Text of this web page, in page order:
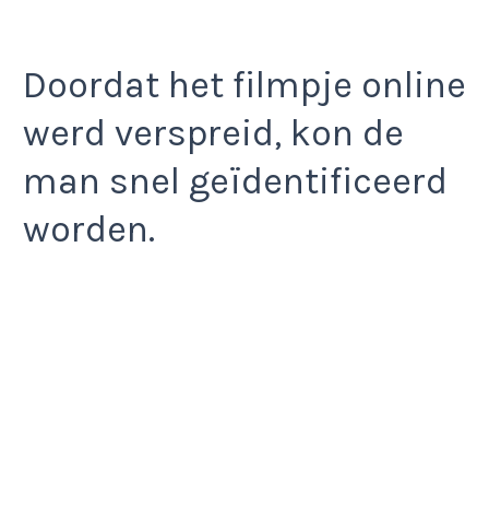
Doordat het filmpje online
werd verspreid, kon de
man snel geïdentificeerd
worden.